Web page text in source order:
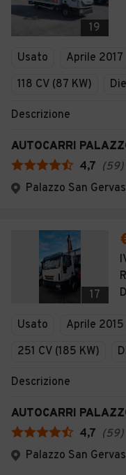
19
Usato Aprile 2017
118 CV (87 KW)
Descrizione
AUTOCARRI
4,7 (59)
Palazzo San
17
Usato Aprile 2015
251 CV (185 KW)
Descrizione
AUTOCARRI
4,7 (59)
Palazzo San